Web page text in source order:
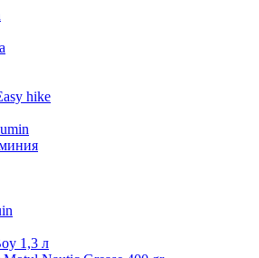
hike
1,3 л